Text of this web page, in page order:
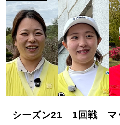
シーズン21 1回戦 マ